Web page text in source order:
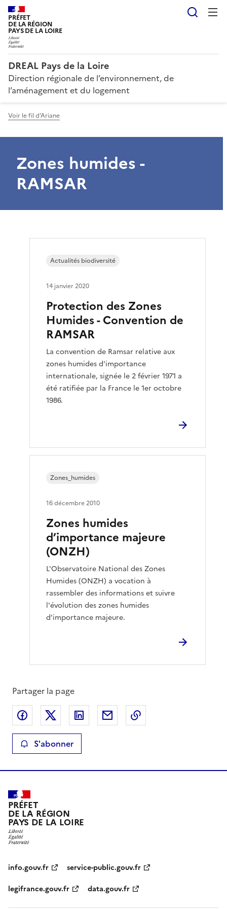
PRÉFET
DE LA RÉGION
PAYS DE LA LOIRE
DREAL Pays de la Loire
Direction régionale de l’environnement, de
l’aménagement et du logement
Voir le fil d'Ariane
Zones humides -
RAMSAR
Protection des Zones
Humides - Convention de
RAMSAR
La convention de Ramsar relative aux
zones humides d'importance
internationale, signée le 2 février 1971 a
été ratifiée par la France le 1er octobre
1986.
Actualités biodiversité
14 janvier 2020
Zones humides
d’importance majeure
(ONZH)
L'Observatoire National des Zones
Humides (ONZH) a vocation à
rassembler des informations et suivre
l'évolution des zones humides
d'importance majeure.
Zones_humides
16 décembre 2010
Partager la page
Partager sur Facebook
Partager sur XPartager sur LinkedIn
Partager par email
S'abonner
PRÉFET
DE LA RÉGION
PAYS DE LA LOIRE
info.gouv.fr
service-public.gouv.fr
legifrance.gouv.fr
data.gouv.fr